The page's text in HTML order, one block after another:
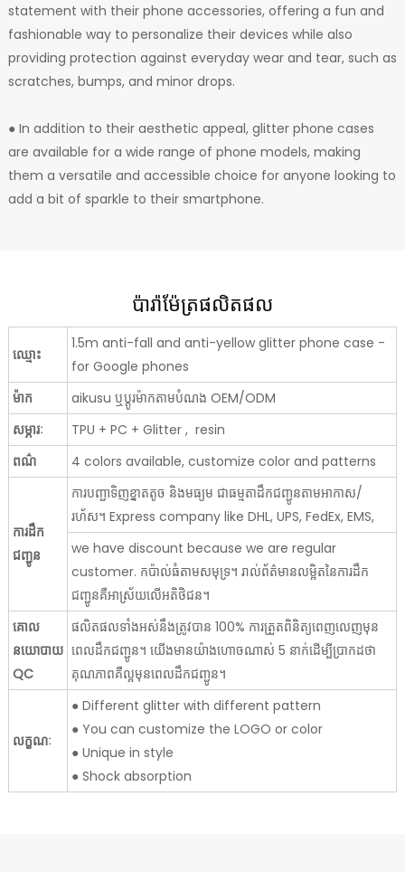
statement with their phone accessories, offering a fun and
fashionable way to personalize their devices while also
providing protection against everyday wear and tear, such as
scratches, bumps, and minor drops.
● In addition to their aesthetic appeal, glitter phone cases
are available for a wide range of phone models, making
them a versatile and accessible choice for anyone looking to
add a bit of sparkle to their smartphone.
ប៉ារ៉ាម៉ែត្រផលិតផល
ឈ្មោះ
1.5m anti-fall and anti-yellow glitter phone case -
for Google phones
ម៉ាក
aikusu ឬប្ដូរម៉ាកតាមបំណង OEM/ODM
សម្ភារៈ
TPU + PC + Glitter , resin
ពណ៌
4 colors available, customize color and patterns
ការដឹក
ជញ្ជូន
ការបញ្ជាទិញខ្នាតតូច និងមធ្យម ជាធម្មតាដឹកជញ្ជូនតាមអាកាស/
រហ័ស។ Express company like DHL, UPS, FedEx, EMS,
we have discount because we are regular
customer. កប៉ាល់ធំតាមសមុទ្រ។ រាល់ព័ត៌មានលម្អិតនៃការដឹក
ជញ្ជូនគឺអាស្រ័យលើអតិថិជន។
គោល
នយោបាយ
QC
ផលិតផលទាំងអស់នឹងត្រូវបាន 100% ការត្រួតពិនិត្យពេញលេញមុន
ពេលដឹកជញ្ជូន។ យើងមានយ៉ាងហោចណាស់ 5 នាក់ដើម្បីប្រាកដថា
គុណភាពគឺល្អមុនពេលដឹកជញ្ជូន។
លក្ខណៈ
● Different glitter with different pattern
● You can customize the LOGO or color
● Unique in style
● Shock absorption